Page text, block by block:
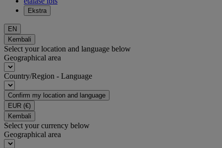
Ekstra
EN
Kembali
Select your location and language below
Geographical area
Country/Region - Language
Confirm my location and language
EUR (€)
Kembali
Select your currency below
Geographical area